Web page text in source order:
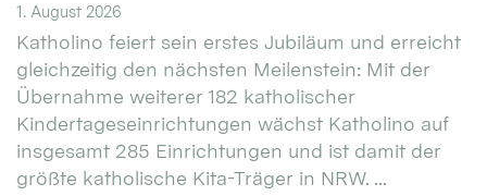
1. August 2026
Katholino feiert sein erstes Jubiläum und erreicht
gleichzeitig den nächsten Meilenstein: Mit der
Übernahme weiterer 182 katholischer
Kindertageseinrichtungen wächst Katholino auf
insgesamt 285 Einrichtungen und ist damit der
größte katholische Kita-Träger in NRW. ...